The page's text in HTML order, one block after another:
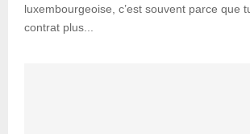
luxembourgeoise, c’est souvent parce que
contrat plus...